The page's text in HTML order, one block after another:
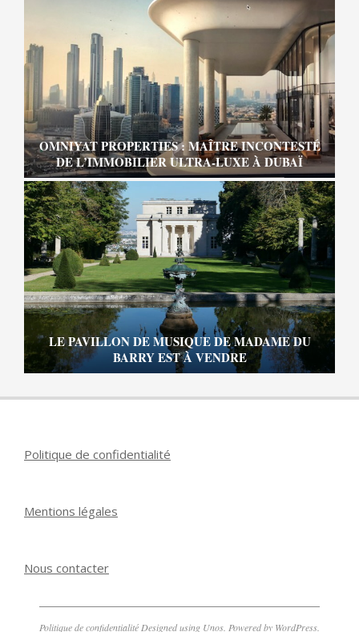
OMNIYAT PROPERTIES : MAÎTRE INCONTESTÉ
DE L’IMMOBILIER ULTRA-LUXE À DUBAÏ
LE PAVILLON DE MUSIQUE DE MADAME DU
BARRY EST À VENDRE
Politique de confidentialité
Mentions légales
Nous contacter
Politique de confidentialitéDesigned using Unos. Powered by WordPress.